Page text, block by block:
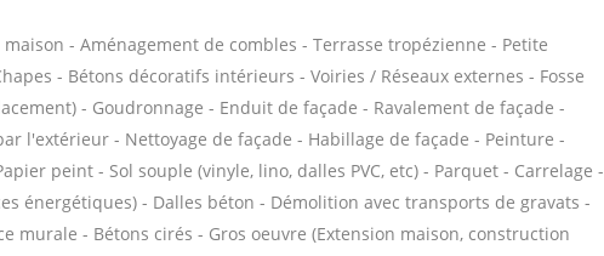
- Aménagement de combles - Terrasse tropézienne - Petite
- Bétons décoratifs intérieurs - Voiries / Réseaux externes - Fosse
- Goudronnage - Enduit de façade - Ravalement de façade -
l'extérieur - Nettoyage de façade - Habillage de façade - Peinture -
peint - Sol souple (vinyle, lino, dalles PVC, etc) - Parquet - Carrelage -
énergétiques) - Dalles béton - Démolition avec transports de gravats -
murale - Bétons cirés - Gros oeuvre (Extension maison, construction